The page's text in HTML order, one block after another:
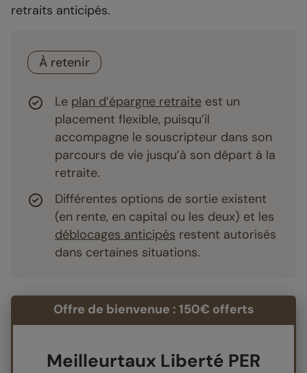
retraits anticipés.
À retenir
Le plan d’épargne retraite est un
placement flexible, puisqu’il
accompagne le souscripteur dans son
parcours de vie jusqu’à son départ à la
retraite.
Différentes options de sortie existent
(en rente, en capital ou les deux) et les
déblocages anticipés restent autorisés
dans certaines situations.
Offre de bienvenue : 150€ offerts
Meilleurtaux Liberté PER